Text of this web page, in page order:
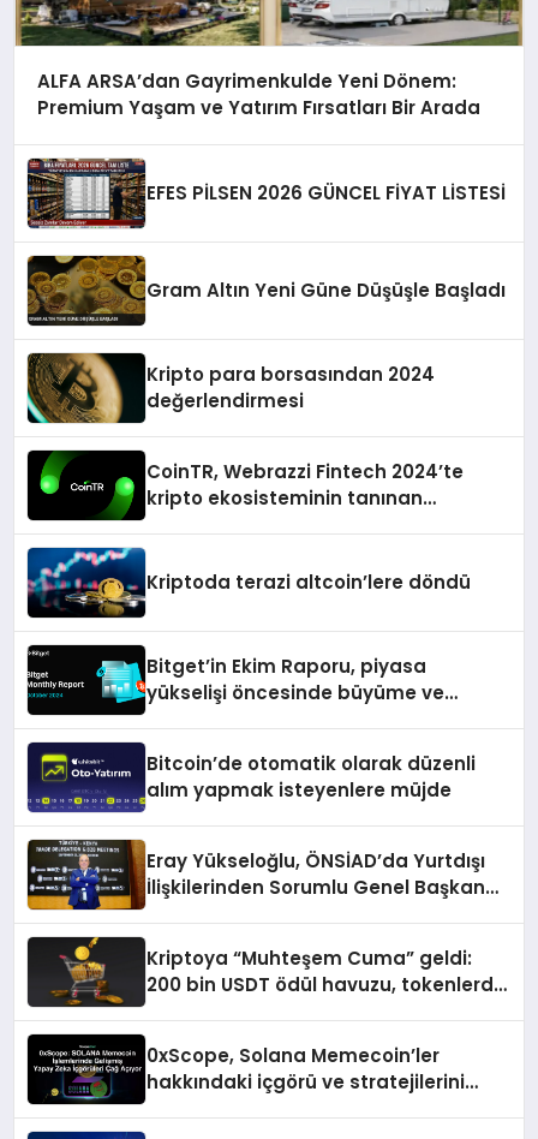
ALFA ARSA’dan Gayrimenkulde Yeni Dönem:
Premium Yaşam ve Yatırım Fırsatları Bir Arada
EFES PİLSEN 2026 GÜNCEL FİYAT LİSTESİ
Gram Altın Yeni Güne Düşüşle Başladı
Kripto para borsasından 2024
değerlendirmesi
CoinTR, Webrazzi Fintech 2024’te
kripto ekosisteminin tanınan
Kriptoda terazi altcoin’lere döndü
Bitget’in Ekim Raporu, piyasa
yükselişi öncesinde büyüme ve
Bitcoin’de otomatik olarak düzenli
alım yapmak isteyenlere müjde
Eray Yükseloğlu, ÖNSİAD’da Yurtdışı
İlişkilerinden Sorumlu Genel Başkan
Kriptoya “Muhteşem Cuma” geldi:
200 bin USDT ödül havuzu, tokenlerde
0xScope, Solana Memecoin’ler
hakkındaki içgörü ve stratejilerini